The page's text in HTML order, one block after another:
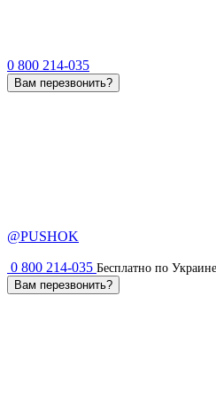
0 800 214-035
Вам перезвонить?
@PUSHOK
0 800 214-035 Бесплатно по Украине
Вам перезвонить?